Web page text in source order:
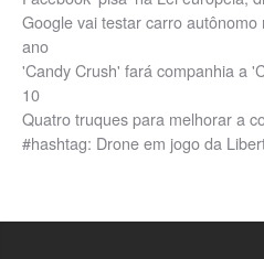
Google vai testar carro
ano
'Candy Crush' fará companhia a
10
Quatro truques para melhorar a
#hashtag: Drone em jogo da